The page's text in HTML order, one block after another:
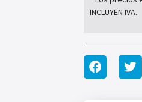
INCLUYEN IVA.